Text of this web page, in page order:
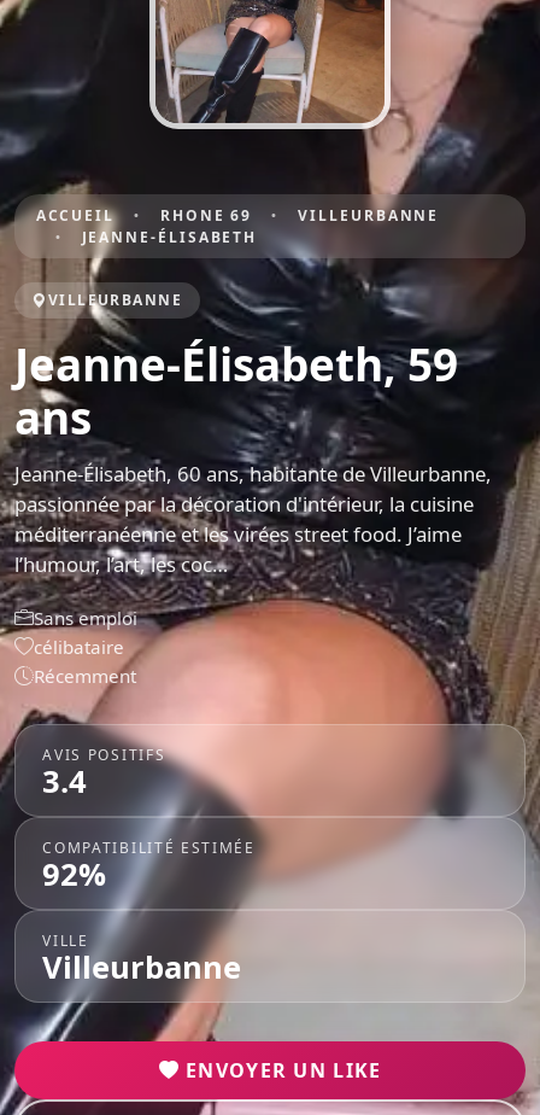
ACCUEIL RHONE 69
VILLEURBANNE
JEANNE-ÉLISABETH
VILLEURBANNE
Jeanne-Élisabeth, 59
ans
Jeanne-Élisabeth, 60 ans, habitante de Villeurbanne,
passionnée par la décoration d'intérieur, la cuisine
méditerranéenne et les virées street food. J’aime
l’humour, l’art, les coc…
Sans emploi
célibataire
Récemment
AVIS POSITIFS
3.4
COMPATIBILITÉ ESTIMÉE
92%
VILLE
Villeurbanne
ENVOYER UN LIKE